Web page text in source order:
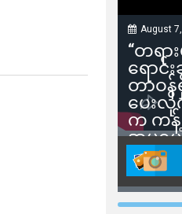
August
“တရ
ရော
တာဝ
ပေး
က ကန့်
အမရပူ
ဒါရို
ခြင်း